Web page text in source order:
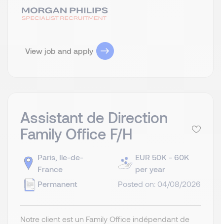
View job and apply
Assistant de Direction
Family Office F/H
Paris, Ile-de-
France
Permanent
EUR 50K - 60K
per year
Posted on: 04/08/2026
Notre client est un Family Office indépendant de